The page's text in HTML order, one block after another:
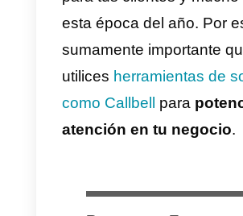
Lo ideal es que
máximo cualquier
beneficiar a tu
aumentar tus